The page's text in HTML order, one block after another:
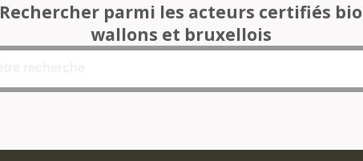
Rechercher parmi les acteurs certifiés bio
wallons et bruxellois